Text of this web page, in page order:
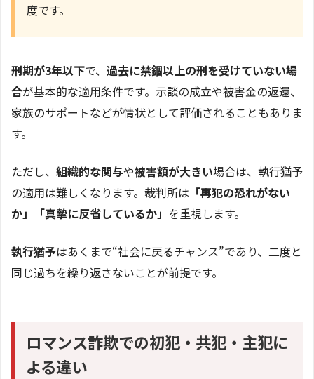
度です。
刑期が3年以下で、 過去に禁錮以上の刑を受けていない場
合が基本的な適用条件です。示談の成立や被害金の返還、
家族のサポートなどが情状として評価されることもありま
す。
ただし、 組織的な関与や被害額が大きい場合は、執行猶予
の適用は難しくなります。裁判所は 「再犯の恐れがない
か」「真摯に反省しているか」 を重視します。
執行猶予はあくまで“社会に戻るチャンス”であり、二度と
同じ過ちを繰り返さないことが前提です。
ロマンス詐欺での初犯・共犯・主犯に
よる違い